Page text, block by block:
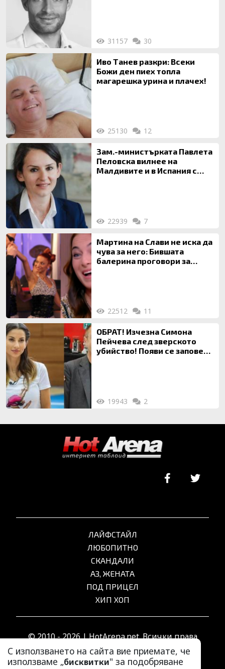
31157 30
Иво Танев разкри: Всеки
Божи ден пиех топла
магарешка урина и плачех!
25130 12
Зам.-министърката Павлета
Пеловска вилнее на
Малдивите и в Испания с
22939 7
Мартина на Слави не иска да
чува за него: Бившата
балерина проговори за
22512 11
ОБРАТ! Изчезна Симона
Пейчева след зверското
убийство! Появи се заповед
19943 2
С използването на сайта вие приемате, че
използваме „бисквитки" за подобряване
ЛАЙФСТАЙЛ
ЛЮБОПИТНО
СКАНДАЛИ
АЗ, ЖЕНАТА
ПОД ПРИЦЕЛ
ХИП ХОП
© 2010 - 2026 | HotArena.net. Всички права
запазени.